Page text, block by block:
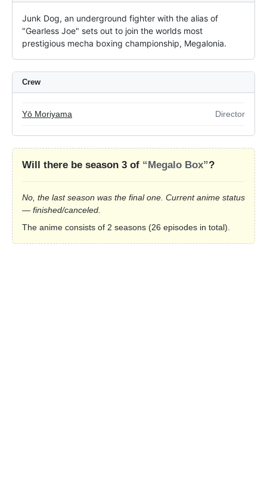
Junk Dog, an underground fighter with the alias of
"Gearless Joe" sets out to join the worlds most
prestigious mecha boxing championship, Megalonia.
Crew
Yō Moriyama Director
Will there be season 3 of “Megalo Box”?
No, the last season was the final one. Current anime status
— finished/canceled.
The anime consists of 2 seasons (26 episodes in total).